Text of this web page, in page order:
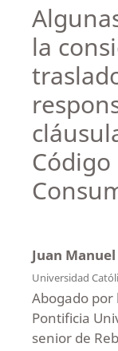
la
Juan
Universidad
Abogado por
Pontificia
senior de